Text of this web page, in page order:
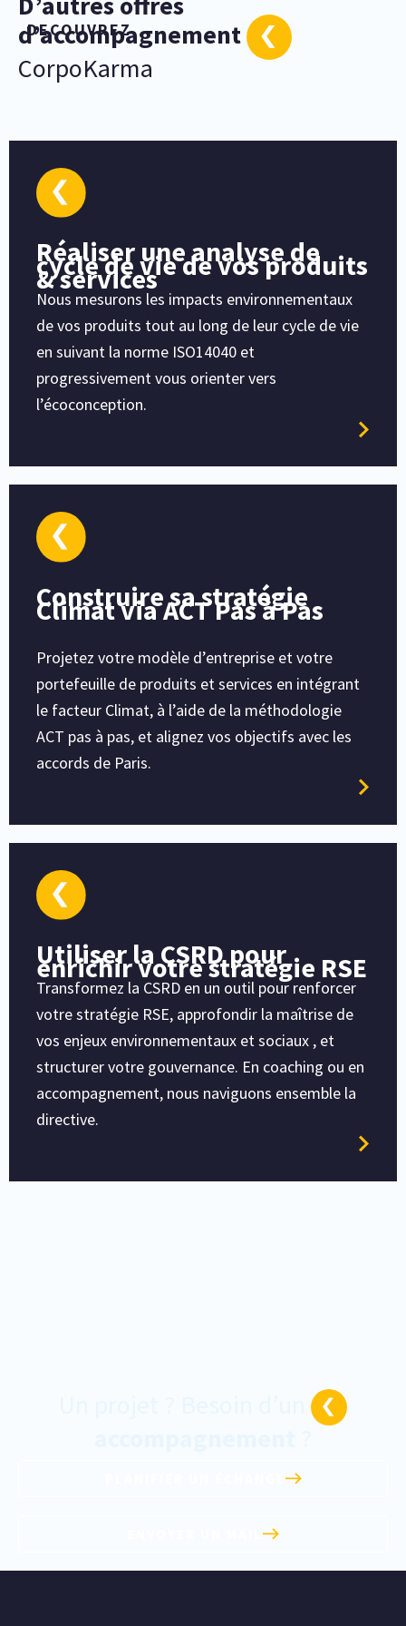
DECOUVREZ
d’accompagnement
CorpoKarma
Réaliser une analyse de
cycle de vie de vos produits
& services
Nous mesurons les impacts environnementaux
de vos produits tout au long de leur cycle de vie
en suivant la norme ISO14040 et
progressivement vous orienter vers
l’écoconception.
Construire sa stratégie
Climat via ACT Pas à Pas
Projetez votre modèle d’entreprise et votre
portefeuille de produits et services en intégrant
le facteur Climat, à l’aide de la méthodologie
ACT pas à pas, et alignez vos objectifs avec les
accords de Paris.
Utiliser la CSRD pour
enrichir votre stratégie RSE
Transformez la CSRD en un outil pour renforcer
votre stratégie RSE, approfondir la maîtrise de
vos enjeux environnementaux et sociaux , et
structurer votre gouvernance. En coaching ou en
accompagnement, nous naviguons ensemble la
directive.